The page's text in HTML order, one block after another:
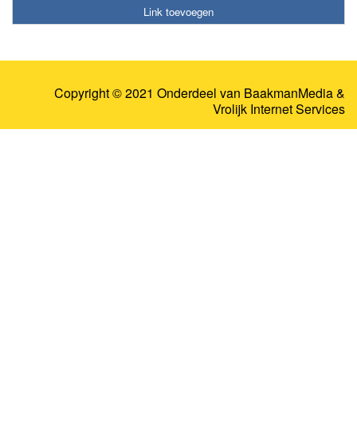
Link toevoegen
Copyright © 2021 Onderdeel van BaakmanMedia&
Vrolijk Internet Services